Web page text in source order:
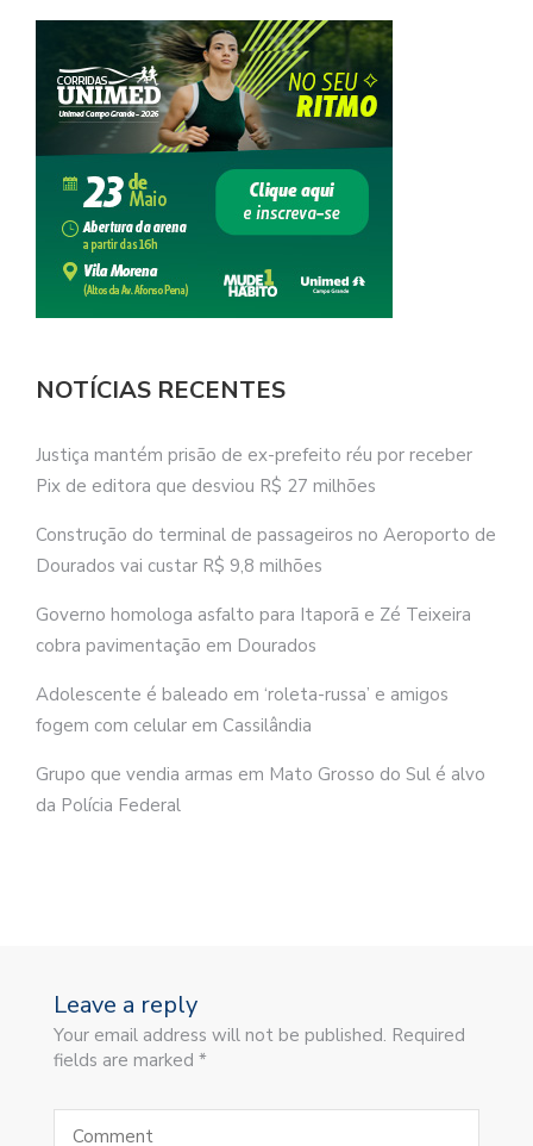
NOTÍCIAS RECENTES
Justiça mantém prisão de ex-prefeito réu por receber
Pix de editora que desviou R$ 27 milhões
Construção do terminal de passageiros no Aeroporto de
Dourados vai custar R$ 9,8 milhões
Governo homologa asfalto para Itaporã e Zé Teixeira
cobra pavimentação em Dourados
Adolescente é baleado em ‘roleta-russa’ e amigos
fogem com celular em Cassilândia
Grupo que vendia armas em Mato Grosso do Sul é alvo
da Polícia Federal
Leave a reply
Your email address will not be published. Required
fields are marked *